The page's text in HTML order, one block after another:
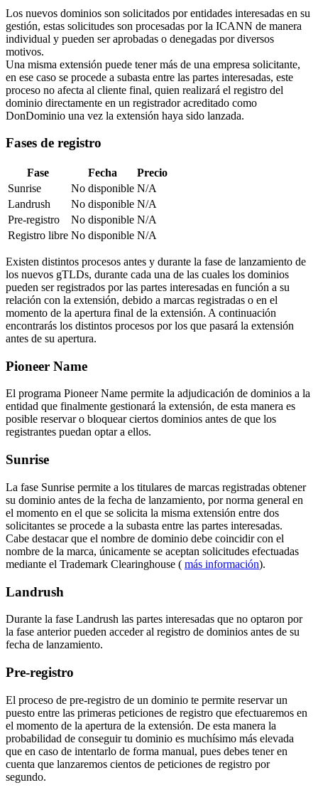
Los nuevos dominios son solicitados por entidades interesadas en su
gestión, estas solicitudes son procesadas por la ICANN de manera
individual y pueden ser aprobadas o denegadas por diversos
motivos.
Una misma extensión puede tener más de una empresa solicitante,
en ese caso se procede a subasta entre las partes interesadas, este
proceso no afecta al cliente final, quien realizará el registro del
dominio directamente en un registrador acreditado como
DonDominio una vez la extensión haya sido lanzada.
Fases de registro
Fase Fecha
Precio
Sunrise
No disponible N/A
Landrush
No disponible N/A
Pre-registro
No disponible N/A
Registro libre No disponible N/A
Existen distintos procesos antes y durante la fase de lanzamiento de
los nuevos gTLDs, durante cada una de las cuales los dominios
pueden ser registrados por las partes interesadas en función a su
relación con la extensión, debido a marcas registradas o en el
momento de la apertura final de la extensión. A continuación
encontrarás los distintos procesos por los que pasará la extensión
antes de su apertura.
Pioneer Name
El programa Pioneer Name permite la adjudicación de dominios a la
entidad que finalmente gestionará la extensión, de esta manera es
posible reservar o bloquear ciertos dominios antes de que los
registrantes puedan optar a ellos.
Sunrise
La fase Sunrise permite a los titulares de marcas registradas obtener
su dominio antes de la fecha de lanzamiento, por norma general en
el momento en el que se solicita la misma extensión entre dos
solicitantes se procede a la subasta entre las partes interesadas.
Cabe destacar que el nombre de dominio debe coincidir con el
nombre de la marca, únicamente se aceptan solicitudes efectuadas
mediante el Trademark Clearinghouse ( más información).
Landrush
Durante la fase Landrush las partes interesadas que no optaron por
la fase anterior pueden acceder al registro de dominios antes de su
fecha de lanzamiento.
Pre-registro
El proceso de pre-registro de un dominio te permite reservar un
puesto entre las primeras peticiones de registro que efectuaremos en
el momento de la apertura de la extensión. De esta manera la
probabilidad de conseguir tu dominio es muchísimo más elevada
que en caso de intentarlo de forma manual, pues debes tener en
cuenta que lanzaremos cientos de peticiones de registro por
segundo.